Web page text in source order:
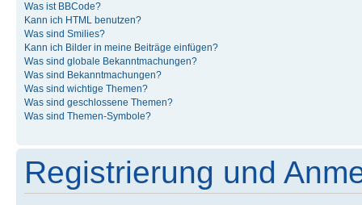
Was ist BBCode?
Kann ich HTML benutzen?
Was sind Smilies?
Kann ich Bilder in meine Beiträge einfügen?
Was sind globale Bekanntmachungen?
Was sind Bekanntmachungen?
Was sind wichtige Themen?
Was sind geschlossene Themen?
Was sind Themen-Symbole?
Registrierung und